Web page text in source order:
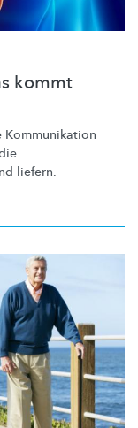
kommt
Kommunikation
liefern.